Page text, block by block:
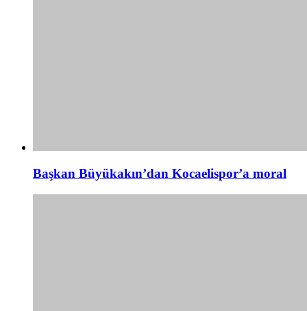
Başkan Büyükakın’dan Kocaelispor’a moral